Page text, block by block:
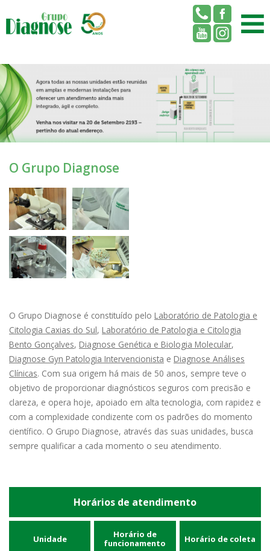
O Grupo Diagnose
O Grupo Diagnose é constituído pelo Laboratório de Patologia e
Citologia Caxias do Sul, Laboratório de Patologia e Citologia
Bento Gonçalves, Diagnose Genética e Biologia Molecular,
Diagnose Gyn Patologia Intervencionista e Diagnose Análises
Clínicas. Com sua origem há mais de 50 anos, sempre teve o
objetivo de proporcionar diagnósticos seguros com precisão e
clareza, e opera hoje, apoiado em alta tecnologia, com rapidez e
com a complexidade condizente com os padrões do momento
científico. O Grupo Diagnose, através das suas unidades, busca
sempre qualificar a cada momento o seu atendimento.
Horários de atendimento
Unidade
Horário de
funcionamento
Horário de coleta